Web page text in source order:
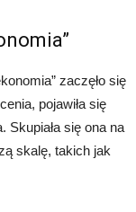
zaczęło się
pojawiła się
Skupiała się ona na
skalę, takich jak